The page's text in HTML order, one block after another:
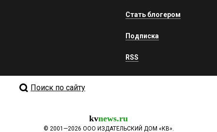
Стать блогером
Подписка
RSS
Поиск по сайту
kvnews.ru
© 2001—2026 ООО ИЗДАТЕЛЬСКИЙ ДОМ «КВ».